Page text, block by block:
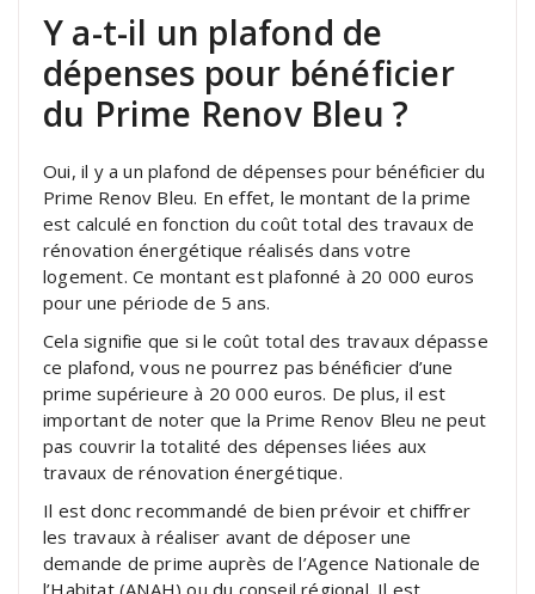
Y a-t-il un plafond de
dépenses pour bénéficier
du Prime Renov Bleu ?
Oui, il y a un plafond de dépenses pour bénéficier du
Prime Renov Bleu. En effet, le montant de la prime
est calculé en fonction du coût total des travaux de
rénovation énergétique réalisés dans votre
logement. Ce montant est plafonné à 20 000 euros
pour une période de 5 ans.
Cela signifie que si le coût total des travaux dépasse
ce plafond, vous ne pourrez pas bénéficier d’une
prime supérieure à 20 000 euros. De plus, il est
important de noter que la Prime Renov Bleu ne peut
pas couvrir la totalité des dépenses liées aux
travaux de rénovation énergétique.
Il est donc recommandé de bien prévoir et chiffrer
les travaux à réaliser avant de déposer une
demande de prime auprès de l’Agence Nationale de
l’Habitat (ANAH) ou du conseil régional. Il est